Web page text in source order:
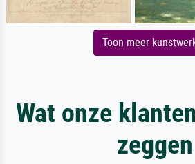
Toon meer
Wat onze
zeggen